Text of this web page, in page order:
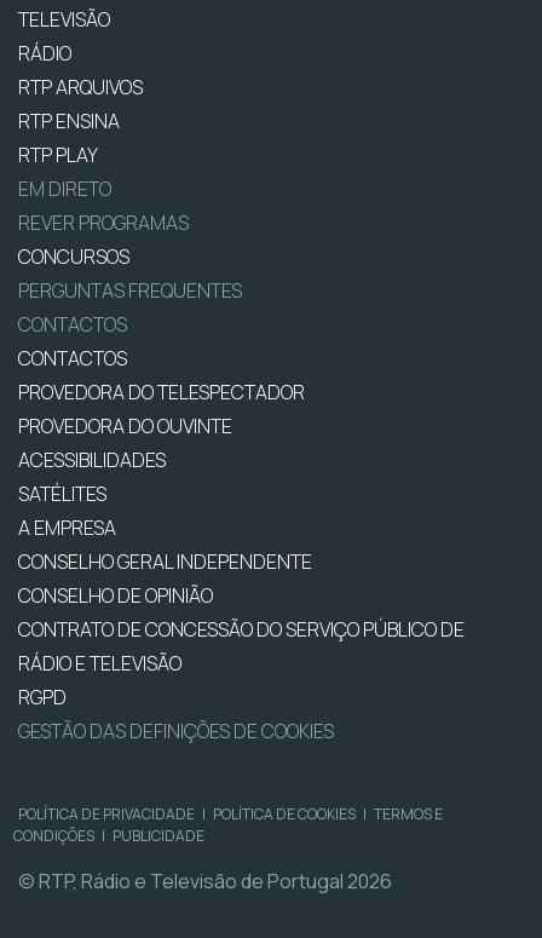
TELEVISÃO
RÁDIO
RTP ARQUIVOS
RTP ENSINA
RTP PLAY
EM DIRETO
REVER PROGRAMAS
CONCURSOS
PERGUNTAS FREQUENTES
CONTACTOS
CONTACTOS
PROVEDORA DO TELESPECTADOR
PROVEDORA DO OUVINTE
ACESSIBILIDADES
SATÉLITES
A EMPRESA
CONSELHO GERAL INDEPENDENTE
CONSELHO DE OPINIÃO
CONTRATO DE CONCESSÃO DO SERVIÇO PÚBLICO DE
RÁDIO E TELEVISÃO
RGPD
GESTÃO DAS DEFINIÇÕES DE COOKIES
POLÍTICA DE PRIVACIDADE | POLÍTICA DE COOKIES | TERMOS E
CONDIÇÕES | PUBLICIDADE
© RTP, Rádio e Televisão de Portugal 2026